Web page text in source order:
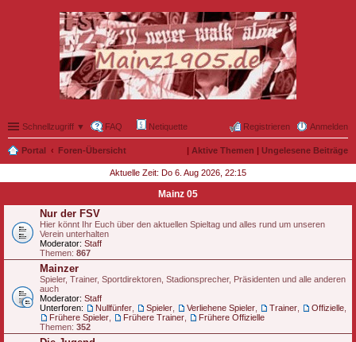
Schnellzugriff ▼ FAQ Netiquette Anmelden
Registrieren
Portal Foren-Übersicht | Aktive Themen | Ungelesene Beiträge
Aktuelle Zeit: Do 6. Aug 2026, 22:15
Mainz 05
Nur der FSV
Hier könnt Ihr Euch über den aktuellen Spieltag und alles rund um unseren
Verein unterhalten
Moderator: Staff
Themen: 867
Mainzer
Spieler, Trainer, Sportdirektoren, Stadionsprecher, Präsidenten und alle anderen
auch
Moderator: Staff
Unterforen:
Nullfünfer Spieler Verliehene Spieler Trainer Offizielle
Frühere Spieler
Frühere Trainer
Frühere Offizielle
Themen: 352